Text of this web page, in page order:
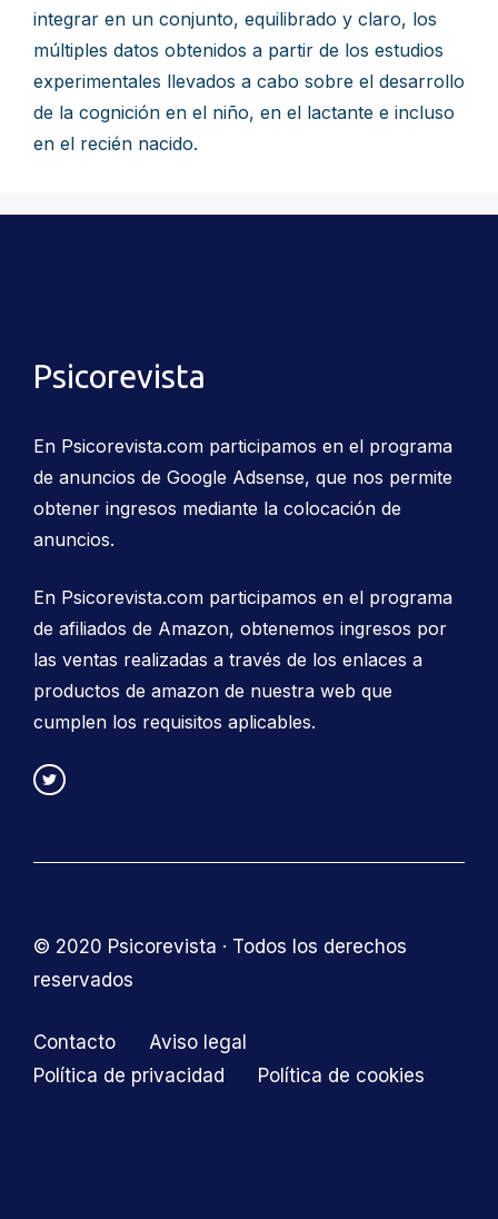
integrar en un conjunto, equilibrado y claro, los
múltiples datos obtenidos a partir de los estudios
experimentales llevados a cabo sobre el desarrollo
de la cognición en el niño, en el lactante e incluso
en el recién nacido.
Psicorevista
En Psicorevista.com participamos en el programa
de anuncios de Google Adsense, que nos permite
obtener ingresos mediante la colocación de
anuncios.
En Psicorevista.com participamos en el programa
de afiliados de Amazon, obtenemos ingresos por
las ventas realizadas a través de los enlaces a
productos de amazon de nuestra web que
cumplen los requisitos aplicables.
© 2020 Psicorevista · Todos los derechos
reservados
Contacto
Aviso legal
Política de privacidad
Política de cookies